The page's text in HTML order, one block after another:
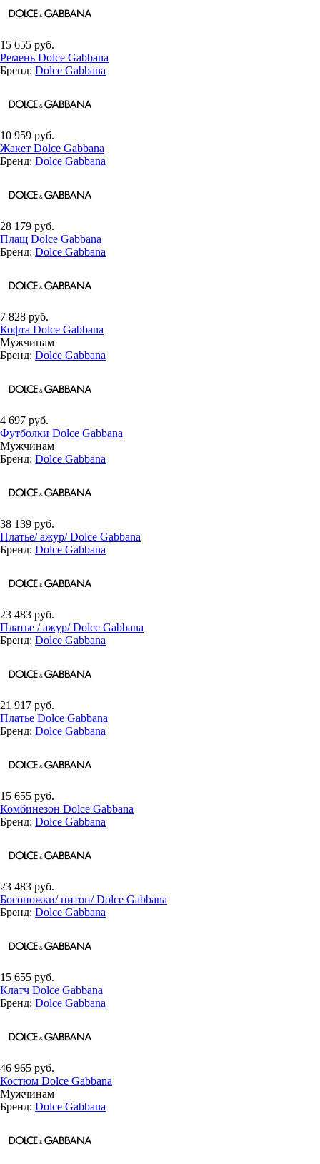
15 655 руб.
Ремень Dolce Gabbana
Бренд: Dolce Gabbana
10 959 руб.
Жакет Dolce Gabbana
Бренд: Dolce Gabbana
28 179 руб.
Плащ Dolce Gabbana
Бренд: Dolce Gabbana
7 828 руб.
Кофта Dolce Gabbana
Мужчинам
Бренд: Dolce Gabbana
4 697 руб.
Футболки Dolce Gabbana
Мужчинам
Бренд: Dolce Gabbana
38 139 руб.
Платье/ ажур/ Dolce Gabbana
Бренд: Dolce Gabbana
23 483 руб.
Платье / ажур/ Dolce Gabbana
Бренд: Dolce Gabbana
21 917 руб.
Платье Dolce Gabbana
Бренд: Dolce Gabbana
15 655 руб.
Комбинезон Dolce Gabbana
Бренд: Dolce Gabbana
23 483 руб.
Босоножки/ питон/ Dolce Gabbana
Бренд: Dolce Gabbana
15 655 руб.
Клатч Dolce Gabbana
Бренд: Dolce Gabbana
46 965 руб.
Костюм Dolce Gabbana
Мужчинам
Бренд: Dolce Gabbana